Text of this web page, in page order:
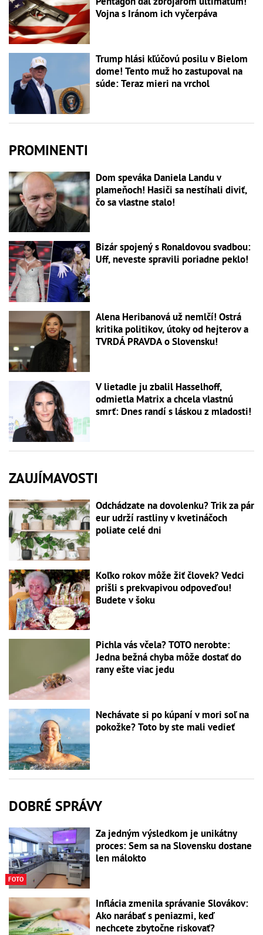
Vojna s Iránom ich vyčerpáva
Trump hlási kľúčovú posilu v Bielom
dome! Tento muž ho zastupoval na
súde: Teraz mieri na vrchol
PROMINENTI
Dom speváka Daniela Landu v
plameňoch! Hasiči sa nestíhali diviť,
čo sa vlastne stalo!
Bizár spojený s Ronaldovou svadbou:
Uff, neveste spravili poriadne peklo!
Alena Heribanová už nemlčí! Ostrá
kritika politikov, útoky od hejterov a
TVRDÁ PRAVDA o Slovensku!
V lietadle ju zbalil Hasselhoff,
odmietla Matrix a chcela vlastnú
smrť: Dnes randí s láskou z mladosti!
ZAUJÍMAVOSTI
Odchádzate na dovolenku? Trik za pár
eur udrží rastliny v kvetináčoch
poliate celé dni
Koľko rokov môže žiť človek? Vedci
prišli s prekvapivou odpoveďou!
Budete v šoku
Pichla vás včela? TOTO nerobte:
Jedna bežná chyba môže dostať do
rany ešte viac jedu
Nechávate si po kúpaní v mori soľ na
pokožke? Toto by ste mali vedieť
DOBRÉ SPRÁVY
FOTO
Za jedným výsledkom je unikátny
proces: Sem sa na Slovensku dostane
len málokto
Inflácia zmenila správanie Slovákov:
Ako narábať s peniazmi, keď
nechcete zbytočne riskovať?